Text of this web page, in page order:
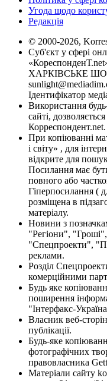
Угода щодо
Редакція
© 2000-2026,
Суб'єкт у сфері
ХАРКІВСЬКЕ
Ідентифікатор
Використання
сайті,
Корреспондент.net.
При копіюванні
і світу» , для
відкрите для
Посилання має
повного або
Гіперпосилання (
розміщена в
матеріалу.
Новини з
"Регіони",
"Спецпроекти",
реклами.
Розділ
комерційними
Будь яке
поширення
"Інтерфакс-
Власник веб-
публікації.
Будь-яке
фотографічних
правовласника
Матеріали сайту